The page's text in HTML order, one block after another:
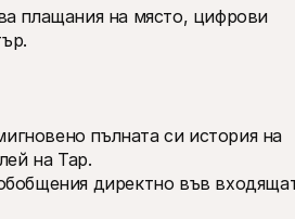
плащания на място, цифрови
пълната си история на
на Tap.
директно във